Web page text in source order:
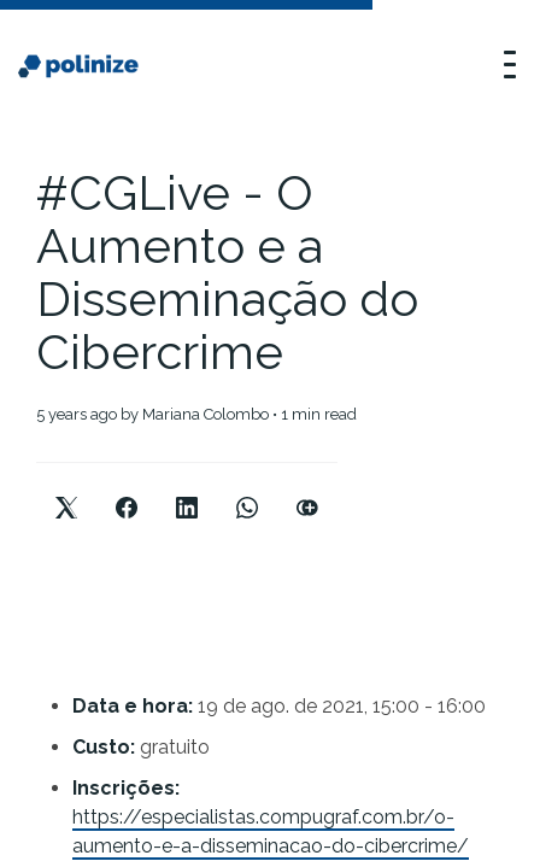
#CGLive - O
Aumento e a
Disseminação do
Cibercrime
5 years ago by Mariana Colombo • 1 min read
Data e hora: 19 de ago. de 2021, 15:00 - 16:00
Custo: gratuito
Inscrições:
https://especialistas.compugraf.com.br/o-
aumento-e-a-disseminacao-do-cibercrime/